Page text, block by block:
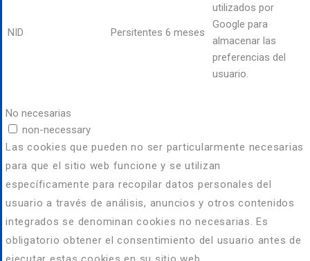
NID Persitentes 6 meses
utilizados por
Google para
almacenar las
preferencias del
usuario.
No necesarias
non-necessary
Las cookies que pueden no ser particularmente necesarias
para que el sitio web funcione y se utilizan
específicamente para recopilar datos personales del
usuario a través de análisis, anuncios y otros contenidos
integrados se denominan cookies no necesarias. Es
obligatorio obtener el consentimiento del usuario antes de